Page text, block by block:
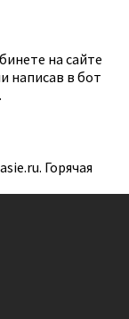
на сайте
написав в бот
Горячая